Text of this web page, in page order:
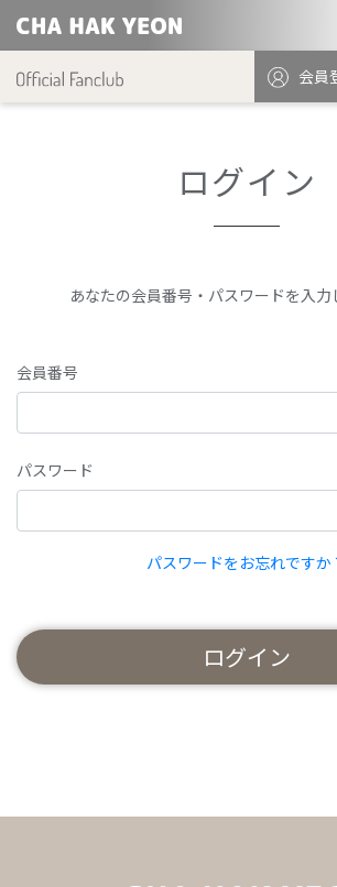
会員
ログイン
あなたの会員番号・パスワードを入力
会員番号
パスワード
パスワードをお忘れですか
ログイン